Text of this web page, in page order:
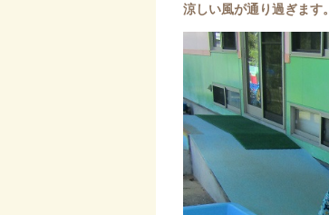
涼しい風が通り過ぎます。